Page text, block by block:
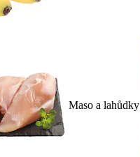
Maso a lahůdky